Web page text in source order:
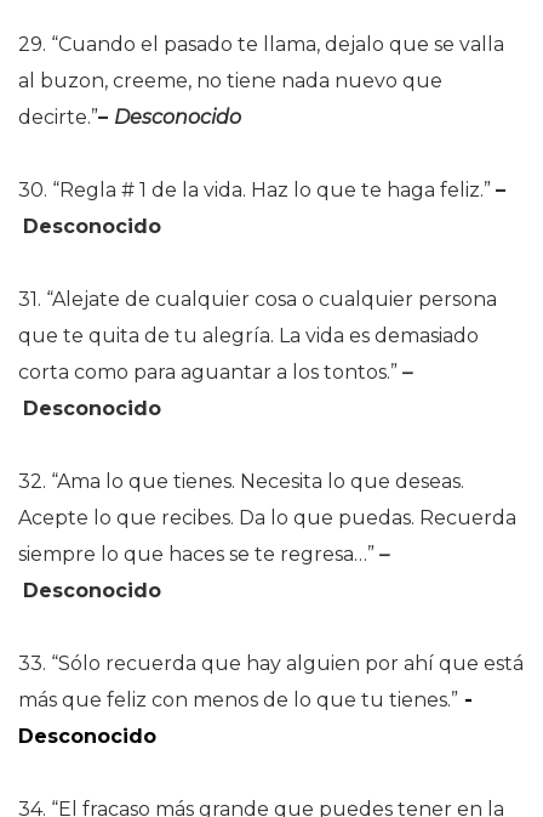
29. “Cuando el pasado te llama, dejalo que se valla
al buzon, creeme, no tiene nada nuevo que
decirte.”– Desconocido
30. “Regla # 1 de la vida. Haz lo que te haga feliz.” –
Desconocido
31. “Alejate de cualquier cosa o cualquier persona
que te quita de tu alegría. La vida es demasiado
corta como para aguantar a los tontos.” –
Desconocido
32. “Ama lo que tienes. Necesita lo que deseas.
Acepte lo que recibes. Da lo que puedas. Recuerda
siempre lo que haces se te regresa…” –
Desconocido
33. “Sólo recuerda que hay alguien por ahí que está
más que feliz con menos de lo que tu tienes.” -
Desconocido
34. “El fracaso más grande que puedes tener en la